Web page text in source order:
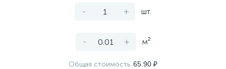
- + шт.
- + м²
Общая стоимость 65.90 ₽